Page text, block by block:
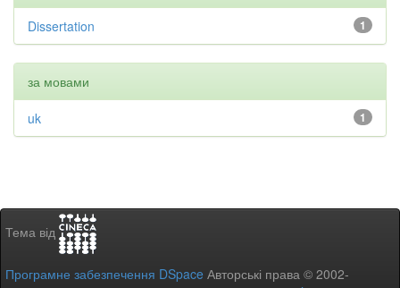
1
Dissertation
за мовами
1
uk
Тема від
Програмне забезпечення DSpace Авторські права © 2002-